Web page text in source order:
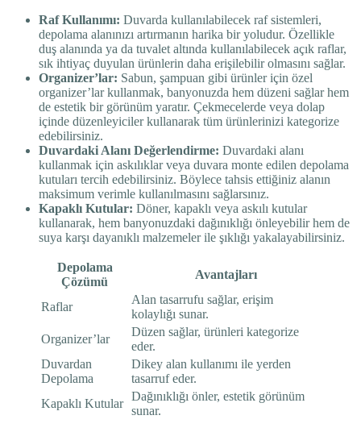
Raf Kullanımı: Duvarda kullanılabilecek raf sistemleri,
depolama alanınızı artırmanın harika bir yoludur. Özellikle
duş alanında ya da tuvalet altında kullanılabilecek açık raflar,
sık ihtiyaç duyulan ürünlerin daha erişilebilir olmasını sağlar.
Organizer’lar: Sabun, şampuan gibi ürünler için özel
organizer’lar kullanmak, banyonuzda hem düzeni sağlar hem
de estetik bir görünüm yaratır. Çekmecelerde veya dolap
içinde düzenleyiciler kullanarak tüm ürünlerinizi kategorize
edebilirsiniz.
Duvardaki Alanı Değerlendirme: Duvardaki alanı
kullanmak için askılıklar veya duvara monte edilen depolama
kutuları tercih edebilirsiniz. Böylece tahsis ettiğiniz alanın
maksimum verimle kullanılmasını sağlarsınız.
Kapaklı Kutular: Döner, kapaklı veya askılı kutular
kullanarak, hem banyonuzdaki dağınıklığı önleyebilir hem de
suya karşı dayanıklı malzemeler ile şıklığı yakalayabilirsiniz.
Depolama
Çözümü
Avantajları
Raflar
Alan tasarrufu sağlar, erişim
kolaylığı sunar.
Organizer’lar
Düzen sağlar, ürünleri kategorize
eder.
Duvardan
Depolama
Dikey alan kullanımı ile yerden
tasarruf eder.
Kapaklı Kutular
Dağınıklığı önler, estetik görünüm
sunar.